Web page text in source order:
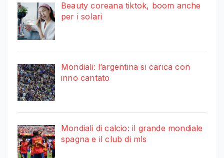
Beauty coreana tiktok, boom anche
per i solari
Mondiali: l’argentina si carica con
inno cantato
Mondiali di calcio: il grande mondiale
spagna e il club di mls